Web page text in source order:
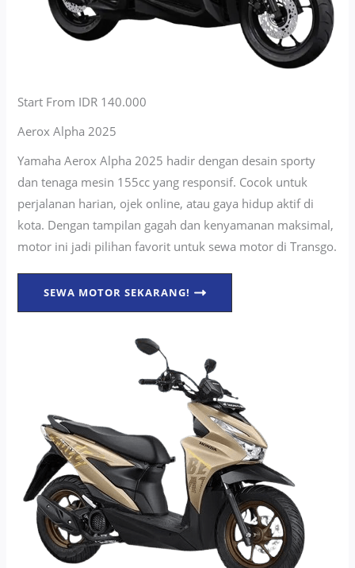
Start From IDR 140.000
Aerox Alpha 2025
Yamaha Aerox Alpha 2025 hadir dengan desain sporty
dan tenaga mesin 155cc yang responsif. Cocok untuk
perjalanan harian, ojek online, atau gaya hidup aktif di
kota. Dengan tampilan gagah dan kenyamanan maksimal,
motor ini jadi pilihan favorit untuk sewa motor di Transgo.
SEWA MOTOR SEKARANG!